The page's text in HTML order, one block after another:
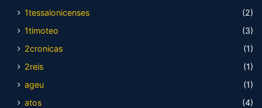
1tessalonicenses
(2)
1timoteo
(3)
2cronicas
(1)
2reis
(1)
ageu
(1)
atos
(4)